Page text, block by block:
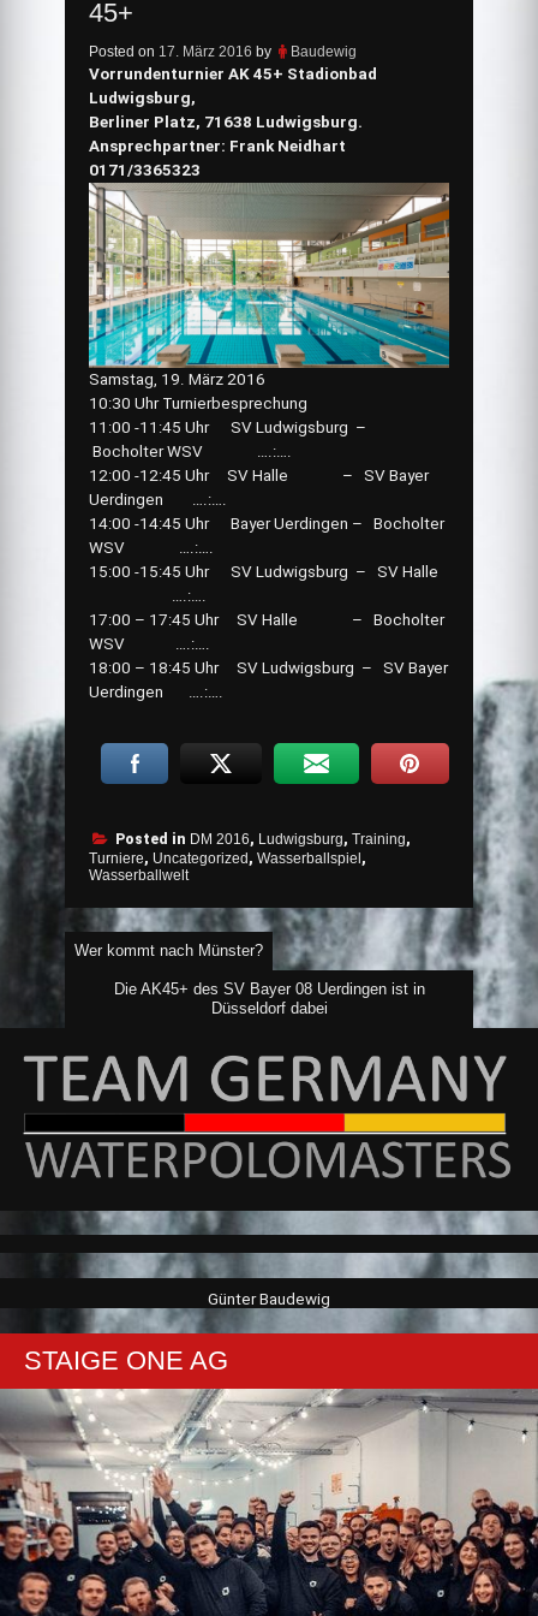
45+
Posted on 17. März 2016 by Baudewig
Vorrundenturnier AK 45+ Stadionbad
Ludwigsburg,
Berliner Platz, 71638 Ludwigsburg.
Ansprechpartner: Frank Neidhart
0171/3365323
Samstag, 19. März 2016
10:30 Uhr Turnierbesprechung
11:00 -11:45 Uhr SV Ludwigsburg –
Bocholter WSV ….:….
12:00 -12:45 Uhr SV Halle – SV Bayer
Uerdingen ….:….
14:00 -14:45 Uhr Bayer Uerdingen – Bocholter
WSV ….:….
15:00 -15:45 Uhr SV Ludwigsburg – SV Halle
….:….
17:00 – 17:45 Uhr SV Halle – Bocholter
WSV ….:….
18:00 – 18:45 Uhr SV Ludwigsburg – SV Bayer
Uerdingen ….:….
Posted in DM 2016, Ludwigsburg, Training,
Turniere, Uncategorized, Wasserballspiel,
Wasserballwelt
Beitragsnavigation
Wer kommt nach Münster?
Die AK45+ des SV Bayer 08 Uerdingen ist in
Düsseldorf dabei
Günter Baudewig
STAIGE ONE AG